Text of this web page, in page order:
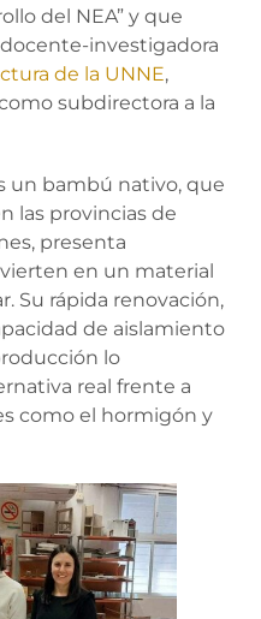
del NEA” y que
investigadora
de la UNNE,
subdirectora a la
un bambú nativo, que
las provincias de
presenta
en un material
Su rápida renovación,
de aislamiento
lo
real frente a
como el hormigón y